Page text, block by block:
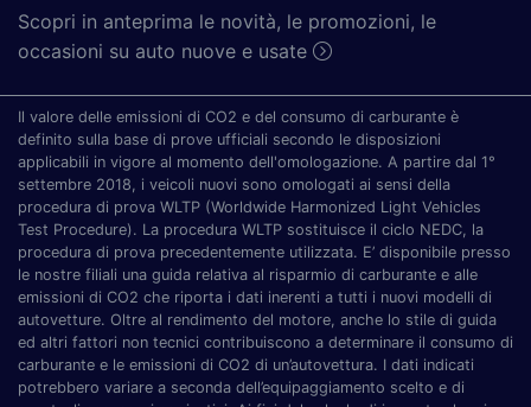
Scopri in anteprima le novità, le promozioni, le
occasioni su auto nuove e usate
Il valore delle emissioni di CO2 e del consumo di carburante è
definito sulla base di prove ufficiali secondo le disposizioni
applicabili in vigore al momento dell'omologazione. A partire dal 1°
settembre 2018, i veicoli nuovi sono omologati ai sensi della
procedura di prova WLTP (Worldwide Harmonized Light Vehicles
Test Procedure). La procedura WLTP sostituisce il ciclo NEDC, la
procedura di prova precedentemente utilizzata. E’ disponibile presso
le nostre filiali una guida relativa al risparmio di carburante e alle
emissioni di CO2 che riporta i dati inerenti a tutti i nuovi modelli di
autovetture. Oltre al rendimento del motore, anche lo stile di guida
ed altri fattori non tecnici contribuiscono a determinare il consumo di
carburante e le emissioni di CO2 di un’autovettura. I dati indicati
potrebbero variare a seconda dell’equipaggiamento scelto e di